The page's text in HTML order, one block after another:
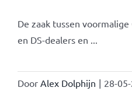
De zaak tussen
en DS-dealers en ...
Door Alex Dolphijn | 28-